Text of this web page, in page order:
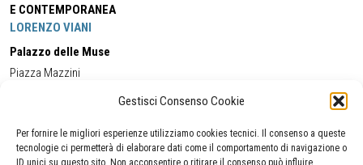
Gestisci Consenso Cookie
Per fornire le migliori esperienze utilizziamo cookies tecnici. Il consenso a queste
tecnologie ci permetterà di elaborare dati come il comportamento di navigazione o
ID unici su questo sito. Non acconsentire o ritirare il consenso può influire
E CONTEMPORANEA
LORENZO VIANI
Palazzo delle Muse
Piazza Mazzini
Cell:+39 338 5714978 (orario apertura Galleria)
Tel:
+39 0584 944580
(orario 09.00/13.00)
Email:gamc@comune.viareggio.lu.it